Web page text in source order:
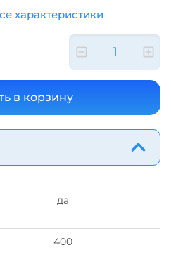
характеристики
да
400